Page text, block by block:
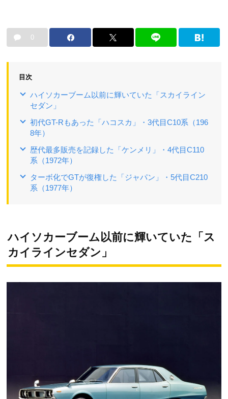
0
目次
ハイソカーブーム以前に輝いていた「スカイライン
セダン」
初代GT-Rもあった「ハコスカ」・3代目C10系（196
8年）
歴代最多販売を記録した「ケンメリ」・4代目C110
系（1972年）
ターボ化でGTが復権した「ジャパン」・5代目C210
系（1977年）
ハイソカーブーム以前に輝いていた「ス
カイラインセダン」